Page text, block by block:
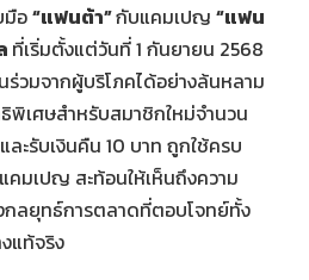
มือ“แฟนต้า”กับแคมเปญ“แฟน
ที่เริ่มตั้งแต่วันที่ 1 กันยายน 2568
ร่วมจากผู้บริโภคได้อย่างล้นหลาม
พิเศษสำหรับสมาชิกใหม่จำนวน
ะรับเงินคืน 10 บาท ถูกใช้ครบ
คมเปญ สะท้อนให้เห็นถึงความ
กลยุทธ์การตลาดที่ตอบโจทย์ทั้ง
แท้จริง